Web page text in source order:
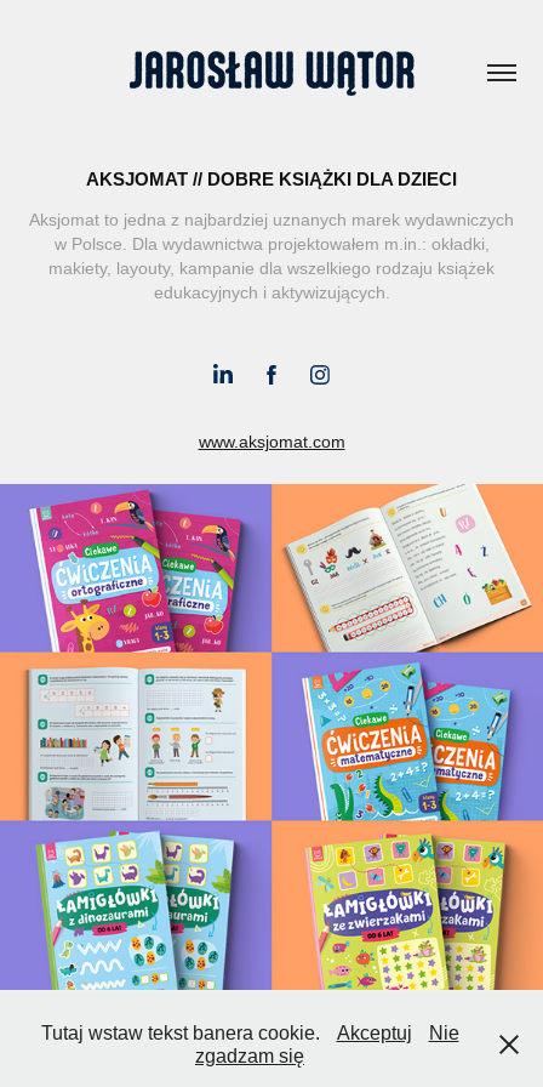
AKSJOMAT // DOBRE KSIĄŻKI DLA DZIECI
Aksjomat to jedna z najbardziej uznanych marek wydawniczych
w Polsce. Dla wydawnictwa projektowałem m.in.: okładki,
makiety, layouty, kampanie dla wszelkiego rodzaju książek
edukacyjnych i aktywizujących.
www.aksjomat.com
Jarosław Wątor ©2024
Tutaj wstaw tekst banera cookie. Akceptuj
Nie
zgadzam się